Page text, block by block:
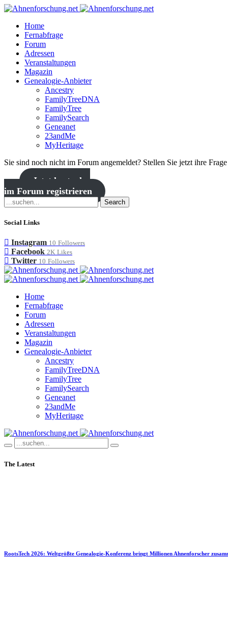
Home
Fernabfrage
Forum
Adressen
Veranstaltungen
Magazin
Genealogie-Anbieter
Ancestry
FamilyTreeDNA
FamilyTree
FamilySearch
Geneanet
23andMe
MyHeritage
Sie sind noch nicht im Forum angemeldet? Stellen Sie jetzt ihre
Jetzt kostenlos
im Forum registrieren
Search
Social Links
Instagram 10 Followers
Facebook 2K Likes
Twitter 10 Followers
Home
Fernabfrage
Forum
Adressen
Veranstaltungen
Magazin
Genealogie-Anbieter
Ancestry
FamilyTreeDNA
FamilyTree
FamilySearch
Geneanet
23andMe
MyHeritage
The Latest
RootsTech 2026: Weltgrößte Genealogie-Konferenz bringt Millionen Ahnenforscher